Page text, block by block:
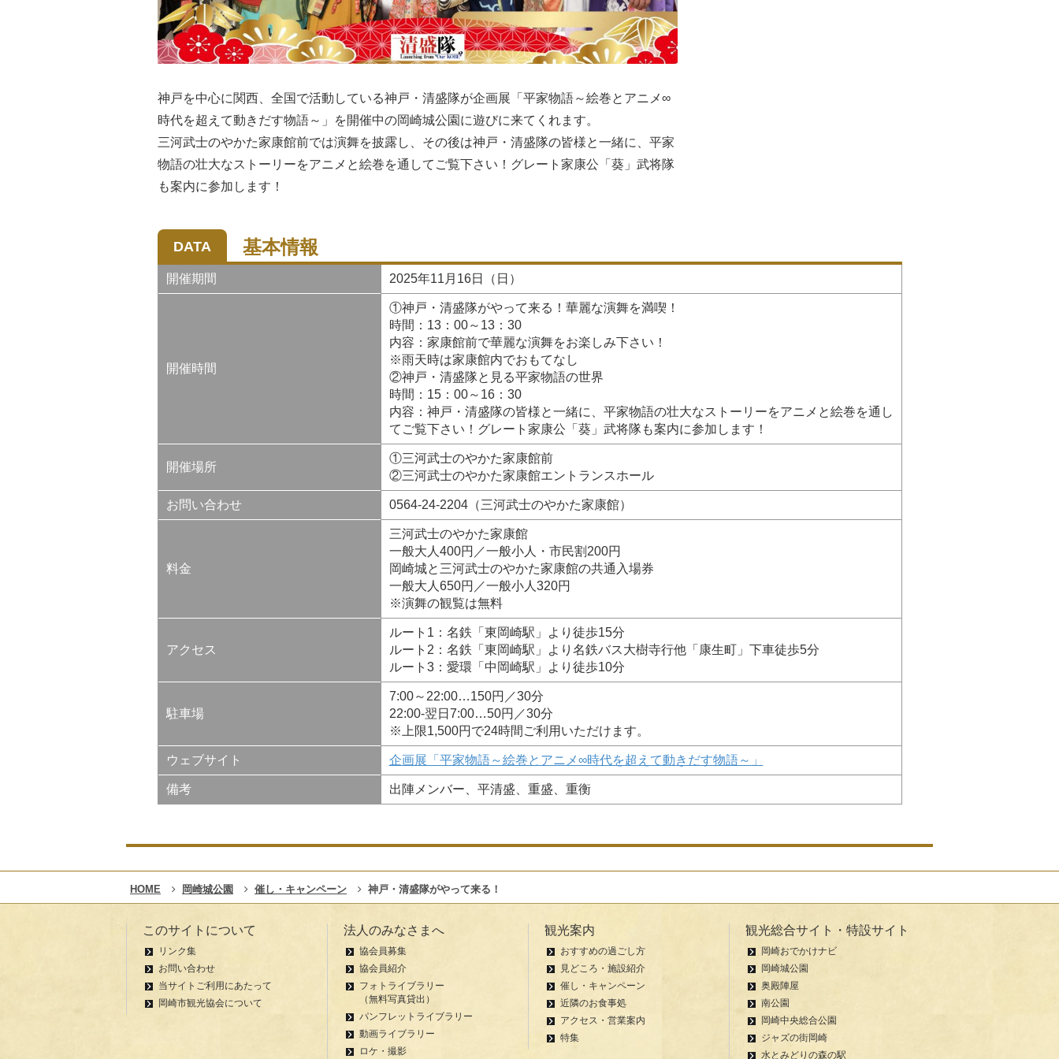
神戸を中心に関西、全国で活動している神戸・清盛隊が企画展「平家物語～絵巻とアニメ∞
時代を超えて動きだす物語～」を開催中の岡崎城公園に遊びに来てくれます。
三河武士のやかた家康館前では演舞を披露し、その後は神戸・清盛隊の皆様と一緒に、平家
物語の壮大なストーリーをアニメと絵巻を通してご覧下さい！グレート家康公「葵」武将隊
も案内に参加します！
DATA 基本情報
開催期間 2025年11月16日（日）
開催時間
①神戸・清盛隊がやって来る！華麗な演舞を満喫！
時間：13：00～13：30
内容：家康館前で華麗な演舞をお楽しみ下さい！
※雨天時は家康館内でおもてなし
②神戸・清盛隊と見る平家物語の世界
時間：15：00～16：30
内容：神戸・清盛隊の皆様と一緒に、平家物語の壮大なストーリーをアニメと絵巻を通し
てご覧下さい！グレート家康公「葵」武将隊も案内に参加します！
開催場所
①三河武士のやかた家康館前
②三河武士のやかた家康館エントランスホール
お問い合わせ 0564-24-2204（三河武士のやかた家康館）
料金
三河武士のやかた家康館
一般大人400円／一般小人・市民割200円
岡崎城と三河武士のやかた家康館の共通入場券
一般大人650円／一般小人320円
※演舞の観覧は無料
アクセス
ルート1：名鉄「東岡崎駅」より徒歩15分
ルート2：名鉄「東岡崎駅」より名鉄バス大樹寺行他「康生町」下車徒歩5分
ルート3：愛環「中岡崎駅」より徒歩10分
駐車場
7:00～22:00…150円／30分
22:00-翌日7:00…50円／30分
※上限1,500円で24時間ご利用いただけます。
ウェブサイト 企画展「平家物語～絵巻とアニメ∞時代を超えて動きだす物語～」
備考 出陣メンバー、平清盛、重盛、重衡
HOME 岡崎城公園 催し・キャンペーン 神戸・清盛隊がやって来る！
このサイトについて
リンク集
お問い合わせ
当サイトご利用にあたって
岡崎市観光協会について
法人のみなさまへ
協会員募集
協会員紹介
フォトライブラリー
（無料写真貸出）
パンフレットライブラリー
動画ライブラリー
ロケ・撮影
観光案内
おすすめの過ごし方
見どころ・施設紹介
催し・キャンペーン
近隣のお食事処
アクセス・営業案内
特集
観光総合サイト・特設サイト
岡崎おでかけナビ
岡崎城公園
奥殿陣屋
南公園
岡崎中央総合公園
ジャズの街岡崎
水とみどりの森の駅